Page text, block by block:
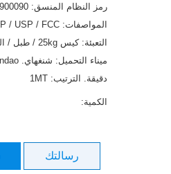
رمز النظام المنسق: 2923900090
المواصفات: BP / USP / FCC
التعبئة: كيس 25kg / طبل / الكرتون
ميناء التحميل: شنغهاي. Qindao، تيانجين
دقيقة. الترتيب: 1MT
الكمية:
رسالتك